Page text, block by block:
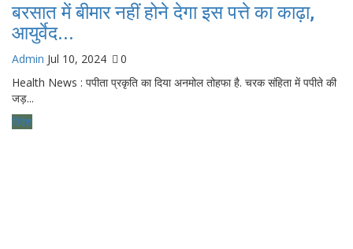
बरसात में बीमार नहीं होने देगा इस पत्ते का काढ़ा,
आयुर्वेद...
Admin Jul 10, 2024
0
Health News : पपीता प्रकृति का दिया अनमोल तोहफा है. चरक संहिता में पपीते की
जड़...
विदेश